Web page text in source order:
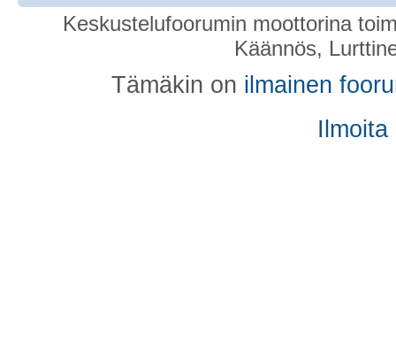
Keskustelufoorumin moottorina
Käännös,
Tämäkin on ilmainen